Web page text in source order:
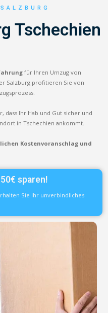
Tschechien
für Ihren Umzug von
Salzburg profitieren Sie von
dass Ihr Hab und Gut sicher und
in Tschechien ankommt.
Kostenvoranschlag und
sparen!
Sie Ihr unverbindliches